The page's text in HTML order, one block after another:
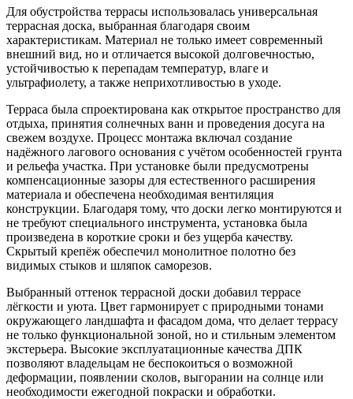
Для обустройства террасы использовалась универсальная
террасная доска, выбранная благодаря своим
характеристикам. Материал не только имеет современный
внешний вид, но и отличается высокой долговечностью,
устойчивостью к перепадам температур, влаге и
ультрафиолету, а также неприхотливостью в уходе.
Терраса была спроектирована как открытое пространство для
отдыха, принятия солнечных ванн и проведения досуга на
свежем воздухе. Процесс монтажа включал создание
надёжного лагового основания с учётом особенностей грунта
и рельефа участка. При установке были предусмотрены
компенсационные зазоры для естественного расширения
материала и обеспечена необходимая вентиляция
конструкции. Благодаря тому, что доски легко монтируются и
не требуют специального инструмента, установка была
произведена в короткие сроки и без ущерба качеству.
Скрытый крепёж обеспечил монолитное полотно без
видимых стыков и шляпок саморезов.
Выбранный оттенок террасной доски добавил террасе
лёгкости и уюта. Цвет гармонирует с природными тонами
окружающего ландшафта и фасадом дома, что делает террасу
не только функциональной зоной, но и стильным элементом
экстерьера. Высокие эксплуатационные качества ДПК
позволяют владельцам не беспокоиться о возможной
деформации, появлении сколов, выгорании на солнце или
необходимости ежегодной покраски и обработки.